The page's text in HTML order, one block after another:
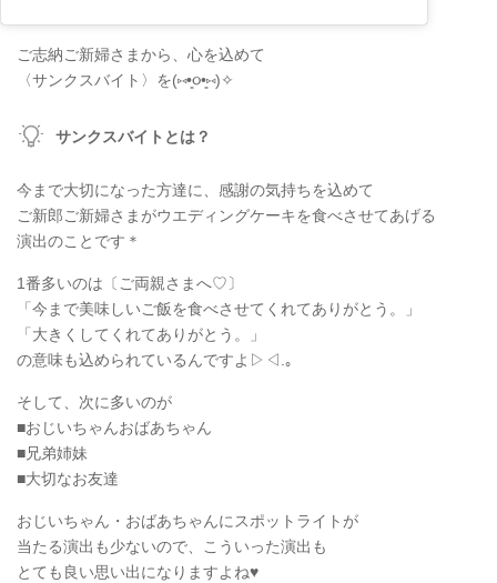
ご志納ご新婦さまから、心を込めて
〈サンクスバイト〉を(⑅•͈૦•͈⑅)✧
サンクスバイトとは？
今まで大切になった方達に、感謝の気持ちを込めて
ご新郎ご新婦さまがウエディングケーキを食べさせてあげる
演出のことです＊
1番多いのは〔ご両親さまへ♡〕
「今まで美味しいご飯を食べさせてくれてありがとう。」
「大きくしてくれてありがとう。」
の意味も込められているんですよ▷◁.｡
そして、次に多いのが
■おじいちゃんおばあちゃん
■兄弟姉妹
■大切なお友達
おじいちゃん・おばあちゃんにスポットライトが
当たる演出も少ないので、こういった演出も
とても良い思い出になりますよね♥